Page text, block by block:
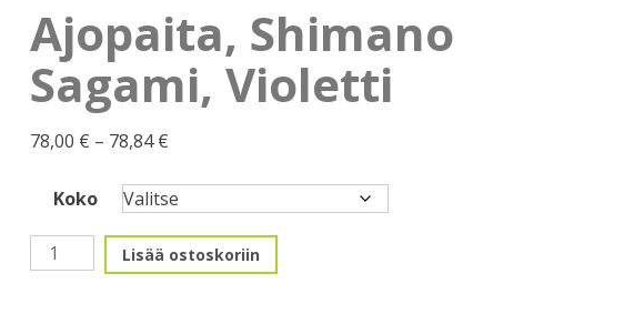
Ajopaita, Shimano
Sagami, Violetti
78,00 € – 78,84€Hintaluokka:
-
78,84 €
Koko
Ajopaita,
Shimano
Lisää ostoskoriin